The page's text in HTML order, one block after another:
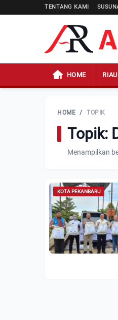
TENTANG KAMI
HOME RIAU
HOME / TOPIK
Topik:
Menampilkan
KOTA PEKANBARU